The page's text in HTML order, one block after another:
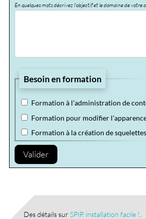
En quelques mots décrivez l'objectif et le domaine de votre
Besoin en formation
Formation à l'administration de
Formation pour modifier
Formation à la création de
Valider
Des détails sur SPIP, installation facile !